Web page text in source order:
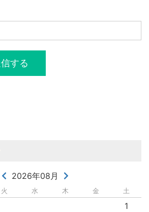
2026年08月
火 水 木 金 土
1